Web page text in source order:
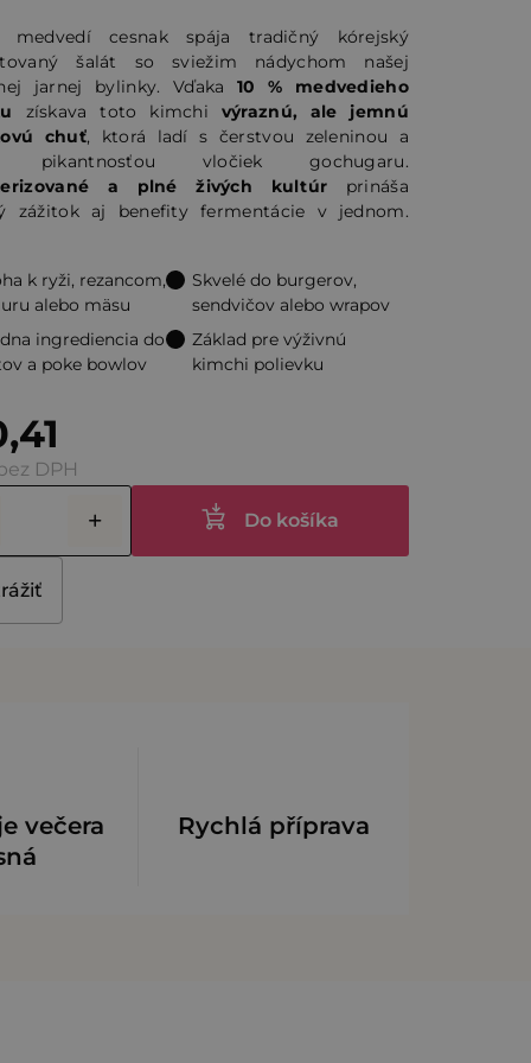
medvedí cesnak spája tradičný kórejský
šalát so sviežim nádychom našej
jarnej bylinky. Vďaka10 % medvedieho
získava toto kimchi výraznú, ale jemnú
chuť, ktorá ladí s čerstvou zeleninou a
pikantnosťou vločiek gochugaru.
a plné živých kultúr prináša
zážitok aj benefity fermentácie v jednom.
k ryži, rezancom,
alebo mäsu
Skvelé do burgerov,
sendvičov alebo wrapov
ingrediencia do
a poke bowlov
Základ pre výživnú
kimchi polievku
DPH
Do košíka
večera
Rychlá příprava